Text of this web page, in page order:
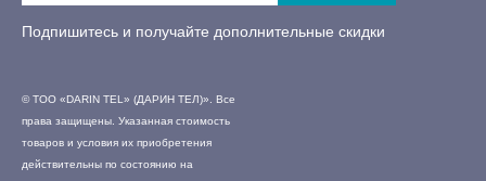
Подпишитесь и получайте дополнительные скидки
© ТОО «DARIN TEL» (ДАРИН ТЕЛ)». Все
права защищены. Указанная стоимость
товаров и условия их приобретения
действительны по состоянию на